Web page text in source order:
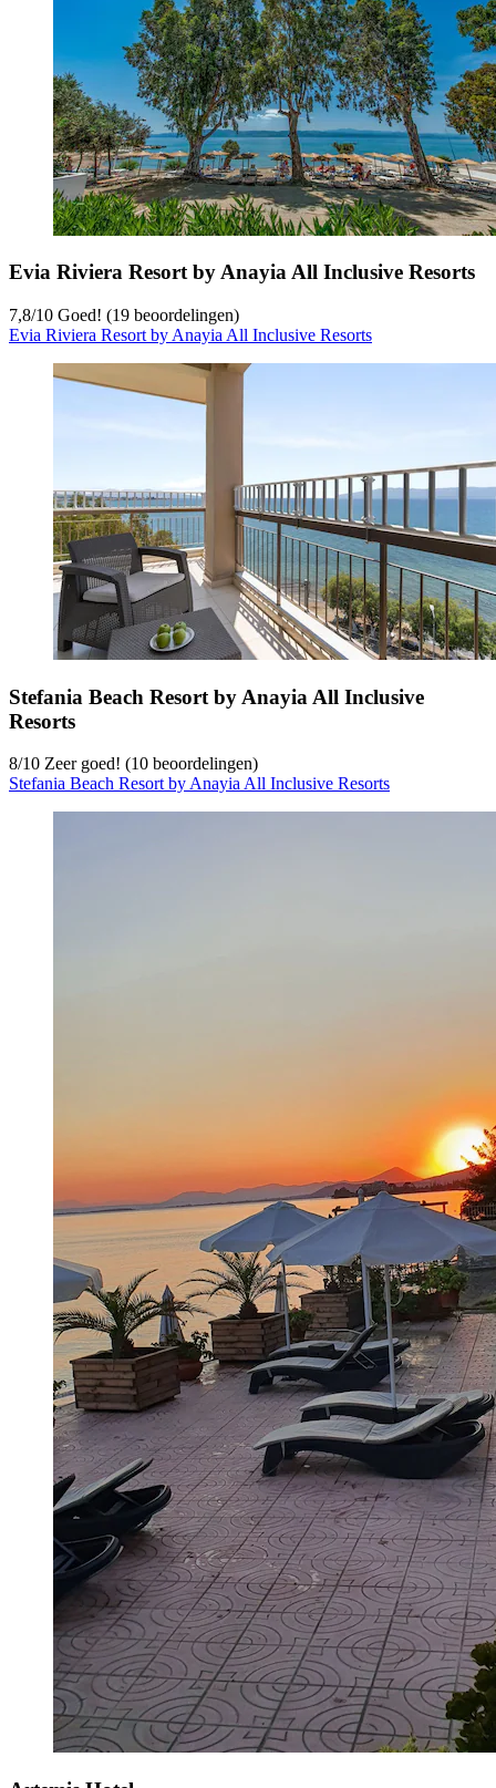
Evia Riviera Resort by Anayia All Inclusive Resorts
7,8/10 Goed! (19 beoordelingen)
Evia Riviera Resort by Anayia All Inclusive Resorts
Stefania Beach Resort by Anayia All Inclusive
Resorts
8/10 Zeer goed! (10 beoordelingen)
Stefania Beach Resort by Anayia All Inclusive Resorts